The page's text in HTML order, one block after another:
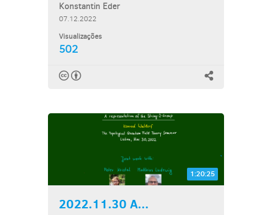
Konstantin Eder
07.12.2022
Visualizações
502
1:20:25
2022.11.30 A...